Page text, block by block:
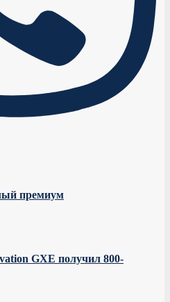
премиум
GXE получил 800-